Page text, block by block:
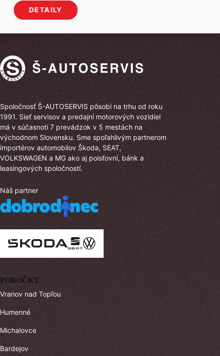
cena
bola:
cena
je:
DETAILY
Spoločnosť Š-AUTOSERVIS pôsobí na trhu od roku
1991. Sieť servisov a predajní motorových vozidiel
má v súčasnoti 7 prevádzok v 5 mestách na
východnom Slovensku. Sme spoľahlivým partnerom
importérov automobilov Škoda, SEAT,
VOLKSWAGEN a MG ako aj poisťovní, bánk a
leasingových spoločností.
Náš partner
POBOČKY
Vranov nad Topľou
Humenné
Michalovce
Bardejov